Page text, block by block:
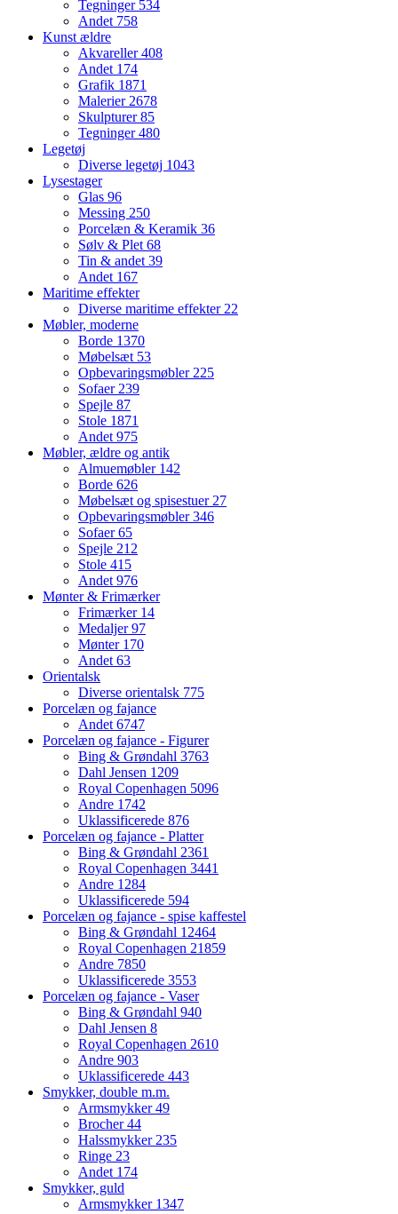
Tegninger 534
Andet 758
Kunst ældre
Akvareller408
Andet 174
Grafik 1871
Malerier 2678
Skulpturer85
Tegninger480
Legetøj
Diverse legetøj 1043
Lysestager
Glas 96
Messing 250
Porcelæn & Keramik 36
Sølv & Plet 68
Tin & andet 39
Andet 167
Maritime effekter
Diverse maritime effekter 22
Møbler, moderne
Borde 1370
Møbelsæt 53
Opbevaringsmøbler 225
Sofaer 239
Spejle 87
Stole 1871
Andet 975
Møbler, ældre og antik
Almuemøbler 142
Borde 626
Møbelsæt og spisestuer 27
Opbevaringsmøbler346
Sofaer65
Spejle 212
Stole 415
Andet 976
Mønter & Frimærker
Frimærker 14
Medaljer97
Mønter 170
Andet 63
Orientalsk
Diverse orientalsk 775
Porcelæn og fajance
Andet 6747
Porcelæn og fajance - Figurer
Bing & Grøndahl 3763
Dahl Jensen 1209
Royal Copenhagen 5096
Andre 1742
Uklassificerede 876
Porcelæn og fajance - Platter
Bing & Grøndahl 2361
Royal Copenhagen 3441
Andre 1284
Uklassificerede 594
Porcelæn og fajance - spise kaffestel
Bing & Grøndahl 12464
Royal Copenhagen 21859
Andre 7850
Uklassificerede 3553
Porcelæn og fajance - Vaser
Bing & Grøndahl 940
Dahl Jensen 8
Royal Copenhagen 2610
Andre 903
Uklassificerede 443
Smykker, double m.m.
Armsmykker49
Brocher44
Halssmykker 235
Ringe 23
Andet 174
Smykker, guld
Armsmykker 1347